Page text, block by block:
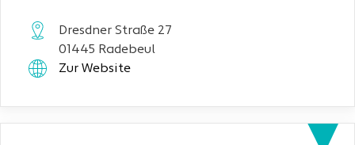
Dresdner Straße 27
01445 Radebeul
Zur Website